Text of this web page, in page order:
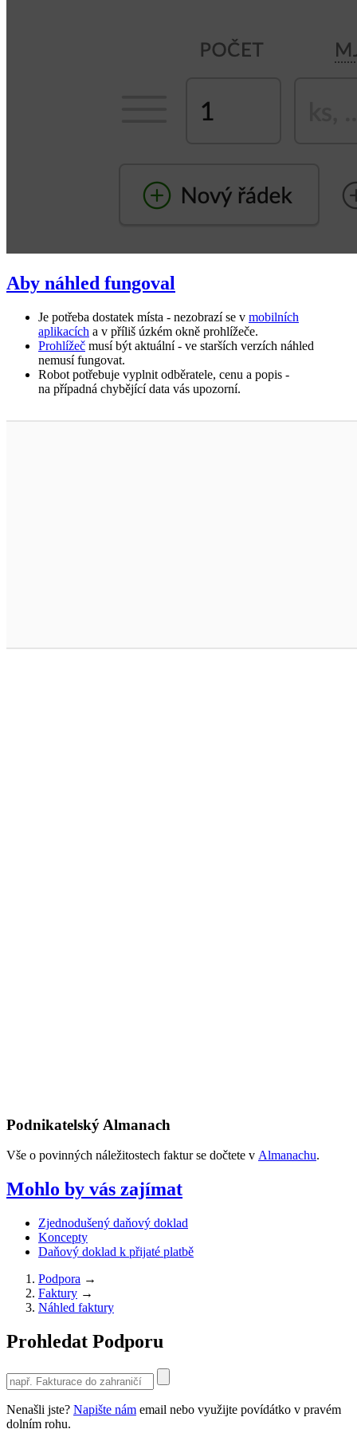
Aby náhled fungoval
Je potřeba dostatek místa - nezobrazí se v mobilních
aplikacích a v příliš úzkém okně prohlížeče.
Prohlížeč musí být aktuální - ve starších verzích náhled
nemusí fungovat.
Robot potřebuje vyplnit odběratele, cenu a popis -
na případná chybějící data vás upozorní.
Podnikatelský Almanach
Vše o povinných náležitostech faktur se dočtete v Almanachu.
Mohlo by vás zajímat
Zjednodušený daňový doklad
Koncepty
Daňový doklad k přijaté platbě
Podpora →
Faktury →
Náhled faktury
Prohledat Podporu
Use
the
and
Nenašli jste? Napište nám email nebo využijte povídátko v pravém
dolním rohu.